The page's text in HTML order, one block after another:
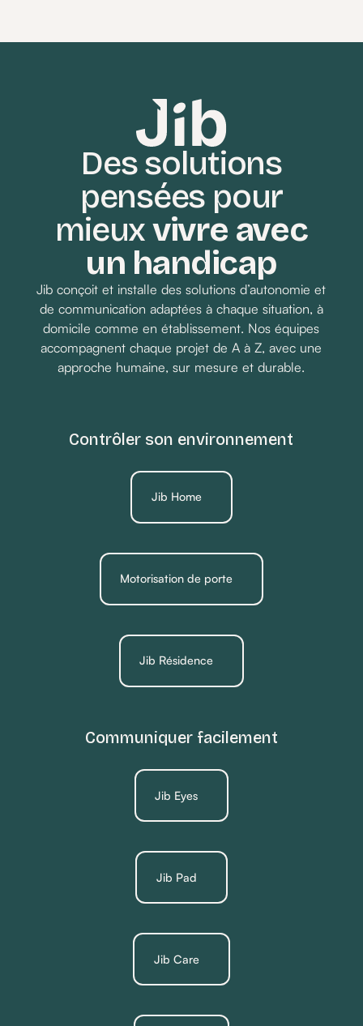
réglages complexes et des notices
Demander un devis
Des solutions
pensées pour
mieuxvivre avec
un handicap
Jib conçoit et installe des solutions d’autonomie et
de communication adaptées à chaque situation, à
domicile comme en établissement. Nos équipes
accompagnent chaque projet de A à Z, avec une
approche humaine, sur mesure et durable.
Contrôler son environnement
Jib Home
Motorisation de porte
Jib Résidence
Communiquer facilement
Jib Eyes
Jib Pad
Jib Care